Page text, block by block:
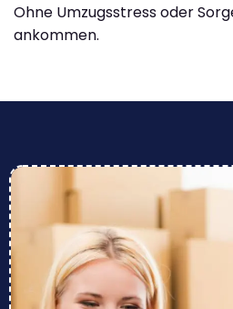
Ohne Umzugsstress oder
ankommen.